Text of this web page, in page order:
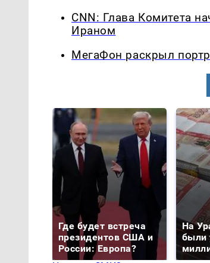
CNN: Глава Комитета
Ираном
МегаФон раскрыл
Где будет встреча
президентов США и
России: Европа?
На
были